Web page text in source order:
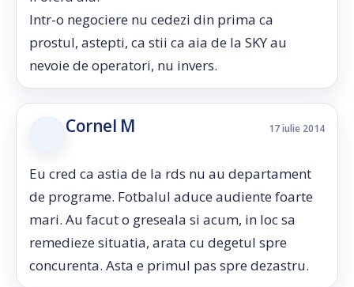
Intr-o negociere nu cedezi din prima ca
prostul, astepti, ca stii ca aia de la SKY au
nevoie de operatori, nu invers.
Cornel M 17 iulie 2014
Eu cred ca astia de la rds nu au departament
de programe. Fotbalul aduce audiente foarte
mari. Au facut o greseala si acum, in loc sa
remedieze situatia, arata cu degetul spre
concurenta. Asta e primul pas spre dezastru.